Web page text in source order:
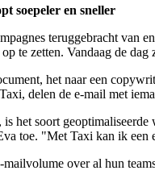
soepeler en sneller
teruggebracht van
te zetten. Vandaag de
het naar een
delen de e-mail met
het soort
toe. "Met Taxi kan ik een
over al hun